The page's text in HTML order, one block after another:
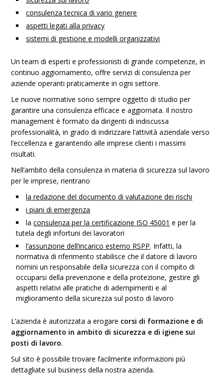
consulenza tecnica di vario genere
aspetti legati alla privacy
sistemi di gestione e modelli organizzativi
Un team di esperti e professionisti di grande competenze, in
continuo aggiornamento, offre servizi di consulenza per
aziende operanti praticamente in ogni settore.
Le nuove normative sono sempre oggetto di studio per
garantire una consulenza efficace e aggiornata. Il nostro
management è formato da dirigenti di indiscussa
professionalità, in grado di indirizzare l’attività aziendale verso
l’eccellenza e garantendo alle imprese clienti i massimi
risultati.
Nell’ambito della consulenza in materia di sicurezza sul lavoro
per le imprese, rientrano
la redazione del documento di valutazione dei rischi
i piani di emergenza
laconsulenza per la certificazione ISO 45001 e per la
tutela degli infortuni dei lavoratori
l’assunzione dell’incarico esterno RSPP. Infatti, la
normativa di riferimento stabilisce che il datore di lavoro
nomini un responsabile della sicurezza con il compito di
occuparsi della prevenzione e della protezione, gestire gli
aspetti relativi alle pratiche di adempimenti e al
miglioramento della sicurezza sul posto di lavoro
L’azienda è autorizzata a erogare corsi di formazione e di
aggiornamento in ambito di sicurezza e di igiene sui
posti di lavoro.
Sul sito è possibile trovare facilmente informazioni più
dettagliate sul business della nostra azienda.